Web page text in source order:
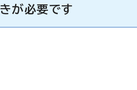
が必要です